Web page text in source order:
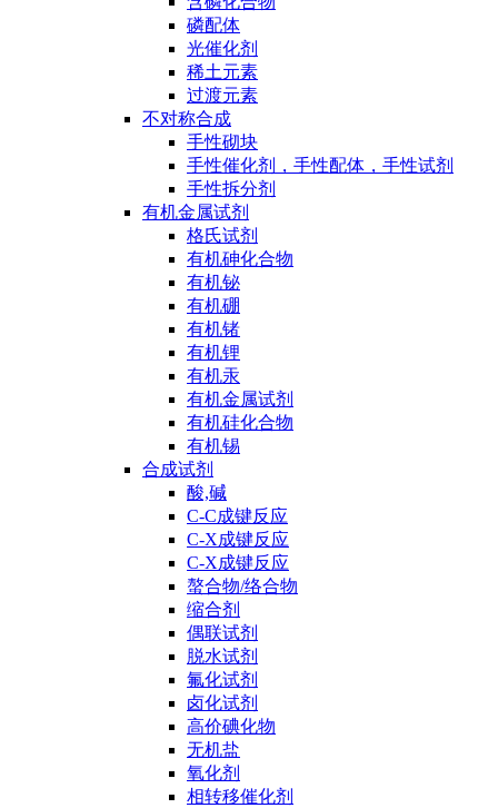
磷配体
光催化剂
稀土元素
过渡元素
不对称合成
手性砌块
手性催化剂，手性配体，手性试剂
手性拆分剂
有机金属试剂
格氏试剂
有机砷化合物
有机铋
有机硼
有机锗
有机锂
有机汞
有机金属试剂
有机硅化合物
有机锡
合成试剂
酸,碱
C-C成键反应
C-X成键反应
C-X成键反应
螯合物/络合物
缩合剂
偶联试剂
脱水试剂
氟化试剂
卤化试剂
高价碘化物
无机盐
氧化剂
相转移催化剂